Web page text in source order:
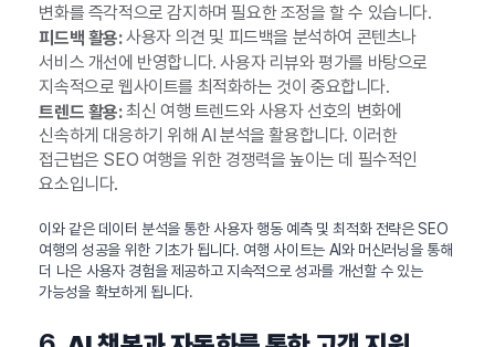
변화를 즉각적으로 감지하며 필요한 조정을 할 수 있습니다.
피드백 활용:사용자 의견 및 피드백을 분석하여 콘텐츠나
서비스 개선에 반영합니다. 사용자 리뷰와 평가를 바탕으로
지속적으로 웹사이트를 최적화하는 것이 중요합니다.
트렌드 활용:최신 여행 트렌드와 사용자 선호의 변화에
신속하게 대응하기 위해 AI 분석을 활용합니다. 이러한
접근법은 SEO 여행을 위한 경쟁력을 높이는 데 필수적인
요소입니다.
이와 같은 데이터 분석을 통한 사용자 행동 예측 및 최적화 전략은 SEO
여행의 성공을 위한 기초가 됩니다. 여행 사이트는 AI와 머신러닝을 통해
더 나은 사용자 경험을 제공하고 지속적으로 성과를 개선할 수 있는
가능성을 확보하게 됩니다.